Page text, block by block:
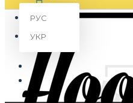
РУС
УКР